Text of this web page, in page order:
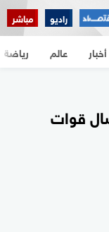
راديو مباشر
أخبار عالم رياضة
قوات